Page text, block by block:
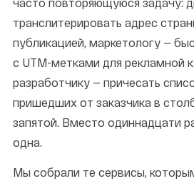
транслитерировать адрес
публикацией, маркетологу —
с UTM-метками для рекламной
разработчику — причесать
пришедших от заказчика в
запятой. Вместо одиннадцати
одна.
Мы собрали те сервисы,